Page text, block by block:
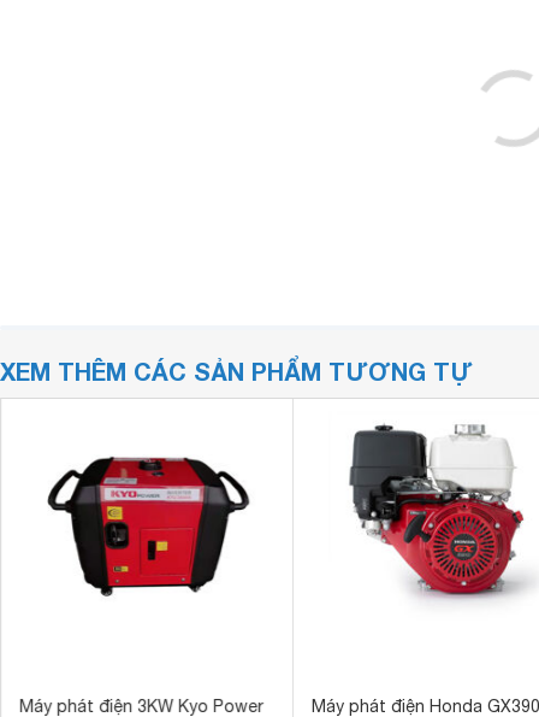
XEM THÊM CÁC SẢN PHẨM TƯƠNG TỰ
Máy phát điện 3KW Kyo Power
Máy phát điện Honda